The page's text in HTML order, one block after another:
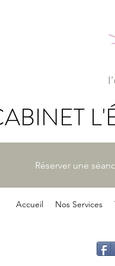
Accueil Nos Services
Réserver une